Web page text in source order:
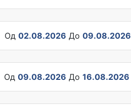
Од 02.08.2026 До 09.08.2026
Од 09.08.2026 До 16.08.2026